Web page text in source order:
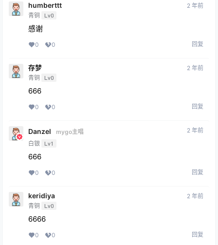
humberttt
青铜 Lv0
2 年前
感谢
0 0 回复
存梦
青铜 Lv0
2 年前
666
0 0 回复
Danzel
mygo主唱
白银
Lv1
2 年前
666
0 0 回复
keridiya
青铜 Lv0
2 年前
6666
0 0 回复